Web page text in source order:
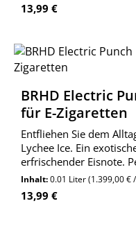
Regulärer Preis:
13,99 €
BRHD Electric
für E-Zigaretten
Entfliehen Sie dem
Lychee Ice. Ein
erfrischender Eisnote.
Besondere lieben.
Inhalt:0.01 Liter(1.399,00 €
Regulärer Preis:
13,99 €